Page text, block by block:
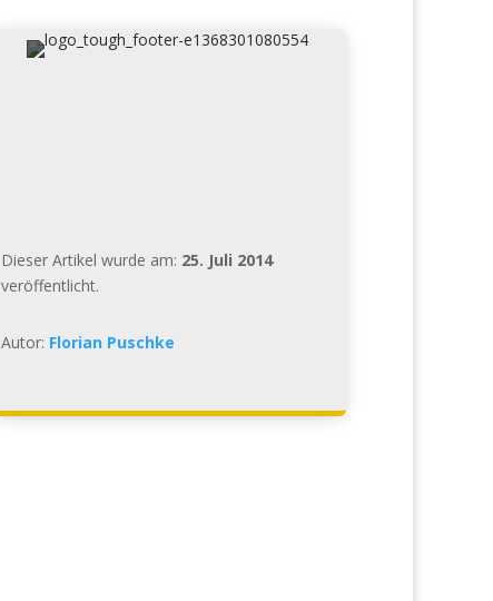
Dieser Artikel wurde am: 25. Juli 2014
veröffentlicht.
Autor: Florian Puschke